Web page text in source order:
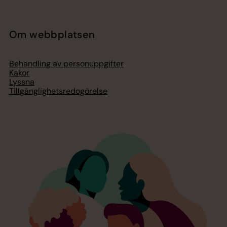
Om webbplatsen
Behandling av personuppgifter
Kakor
Lyssna
Tillgänglighetsredogörelse